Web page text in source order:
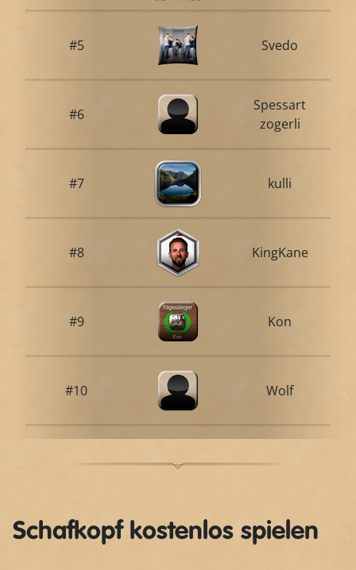
#5 Svedo
#6
Spessart
zogerli
#7 kulli
#8 KingKane
#9 Kon
#10 Wolf
Schafkopf kostenlos spielen